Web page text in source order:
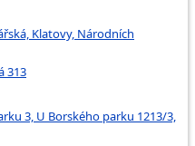
Klatovy, Národních
313
3, U Borského parku 1213/3,